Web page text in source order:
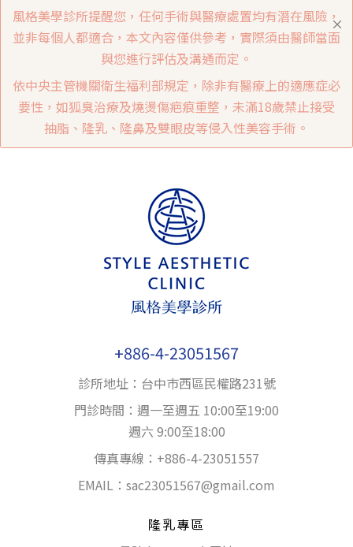
風格美學診所提醒您，任何手術與醫療處置均有潛在風險，
並非每個人都適合，本文內容僅供參考，實際須由醫師當面
與您進行評估及溝通而定。
依中央主管機關衛生福利部規定，除非有醫療上的適應症必
要性，如狐臭治療及燒燙傷疤痕重整，未滿18歲禁止接受
抽脂、隆乳、隆鼻及雙眼皮等侵入性美容手術。
+886-4-23051567
診所地址：台中巿西區民權路231號
門診時間：週一至週五 10:00至19:00
週六 9:00至18:00
傳真專線：+886-4-23051557
EMAIL： sac23051567@gmail.com
隆乳專區